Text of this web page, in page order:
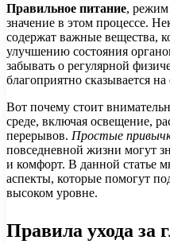
Правильное питание,
значение в этом процессе.
содержат важные вещества,
улучшению состояния
забывать о регулярной
благоприятно сказывается
Вот почему стоит
среде, включая освещение,
перерывов. Простые
повседневной жизни могут
и комфорт. В данной статье
аспекты, которые помогут
высоком уровне.
Правила ухода за